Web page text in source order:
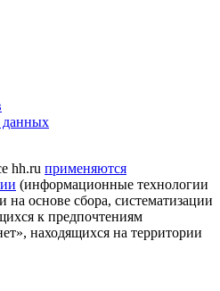
данных
hh.ru применяются
(информационные технологии
основе сбора, систематизации
к предпочтениям
находящихся на территории